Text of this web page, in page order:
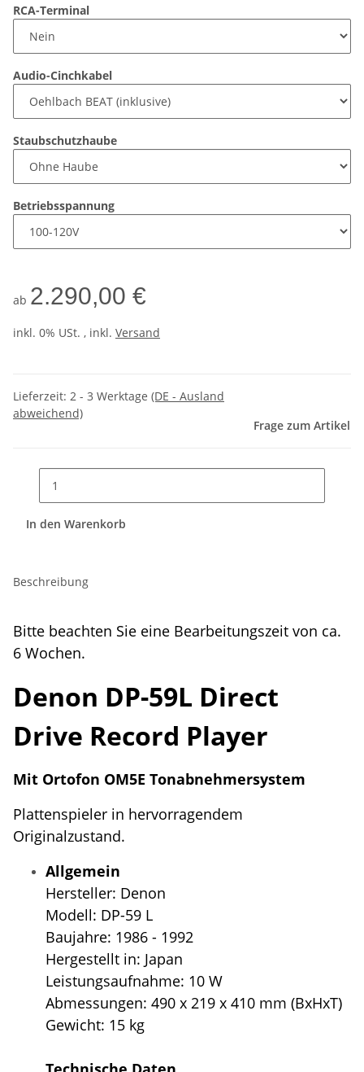
RCA-Terminal
Audio-Cinchkabel
Staubschutzhaube
Betriebsspannung
ab 2.290,00 €
inkl. 0% USt. , inkl. Versand
Lieferzeit: 2 - 3 Werktage (DE - Ausland
abweichend)
Frage zum Artikel
In den Warenkorb
Beschreibung
Bitte beachten Sie eine Bearbeitungszeit von ca.
6 Wochen.
Denon DP-59L Direct
Drive Record Player
Mit Ortofon OM5E Tonabnehmersystem
Plattenspieler in hervorragendem
Originalzustand.
Allgemein
Hersteller: Denon
Modell: DP-59 L
Baujahre: 1986 - 1992
Hergestellt in: Japan
Leistungsaufnahme: 10 W
Abmessungen: 490 x 219 x 410 mm (BxHxT)
Gewicht: 15 kg